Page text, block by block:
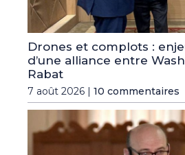
Drones et complots :
d’une alliance entre
Rabat
7 août 2026 | 10 commentaires